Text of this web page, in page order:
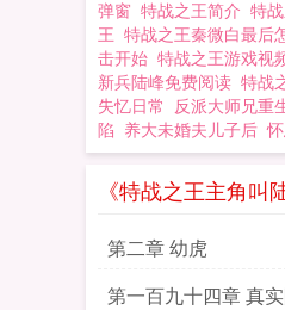
弹窗 特战之王简介 特
王 特战之王秦微白最后
击开始 特战之王游戏视
新兵陆峰免费阅读 特战
失忆日常 反派大师兄重
陷 养大未婚夫儿子后
《特战之王主角
第二章 幼虎
第一百九十四章 真